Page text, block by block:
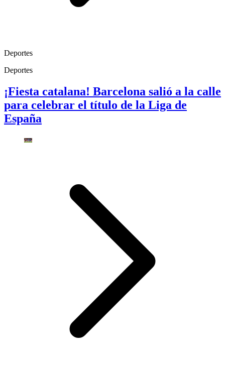
Deportes
Deportes
¡Fiesta catalana! Barcelona salió a la calle
para celebrar el título de la Liga de
España